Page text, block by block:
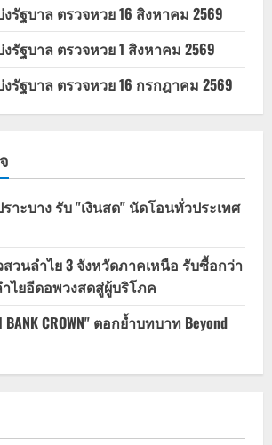
รัฐบาล ตรวจหวย 16 สิงหาคม 2569
รัฐบาล ตรวจหวย 1 สิงหาคม 2569
รัฐบาล ตรวจหวย 16 กรกฎาคม 2569
ราะบาง รับ "เงินสด" นัดโอนทั่วประเทศ
วนลำไย 3 จังหวัดภาคเหนือ รับซื้อกว่า
ไยอีดอพวงสดสู่ผู้บริโภค
CROWN" ตอกย้ำบทบาท Beyond